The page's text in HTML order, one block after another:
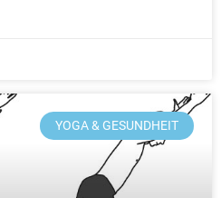
YOGA & GESUNDHEIT